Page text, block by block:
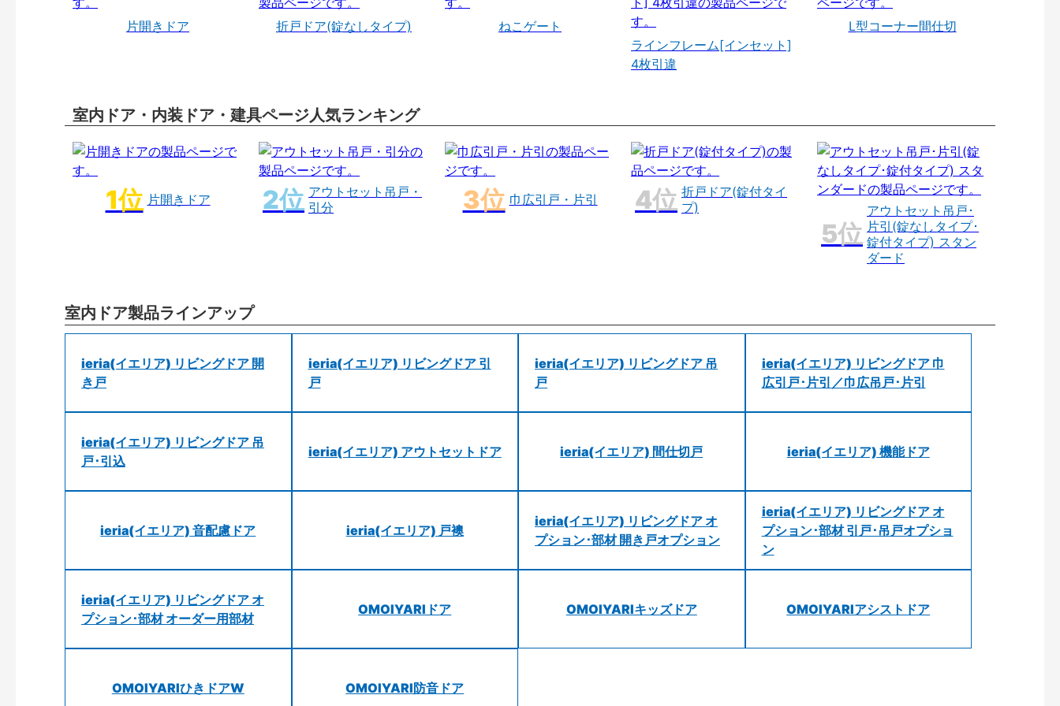
片開きドア 折戸ドア(錠なしタイプ)
ねこゲート
ラインフレーム[インセット]
4枚引違
L型コーナー間仕切
室内ドア・内装ドア・建具ページ人気ランキング
片開きドア
アウトセット吊戸・
引分
巾広引戸・片引
折戸ドア(錠付タイ
プ)
アウトセット吊戸･
片引(錠なしタイプ･
錠付タイプ) スタン
ダード
室内ドア製品ラインアップ
ieria(イエリア) リビングドア 開
き戸
ieria(イエリア) リビングドア 引
戸
ieria(イエリア) リビングドア 吊
戸
ieria(イエリア) リビングドア 巾
広引戸･片引／巾広吊戸･片引
ieria(イエリア) リビングドア 吊
戸･引込
ieria(イエリア) アウトセットドア ieria(イエリア) 間仕切戸 ieria(イエリア) 機能ドア
ieria(イエリア) 音配慮ドア ieria(イエリア) 戸襖
ieria(イエリア) リビングドア オ
プション･部材 開き戸オプション
ieria(イエリア) リビングドア オ
プション･部材 引戸･吊戸オプショ
ン
ieria(イエリア) リビングドア オ
プション･部材 オーダー用部材
OMOIYARIドア OMOIYARIキッズドア OMOIYARIアシストドア
OMOIYARIひきドアW OMOIYARI防音ドア